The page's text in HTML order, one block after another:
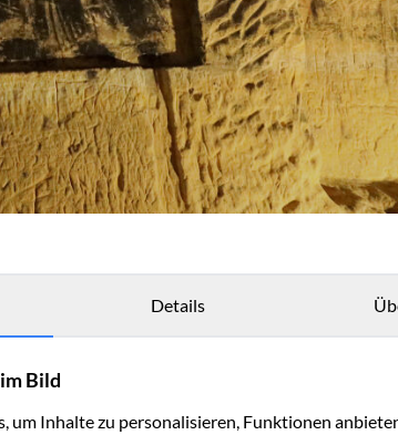
Details
Bild
um Inhalte zu personalisieren, Funktionen